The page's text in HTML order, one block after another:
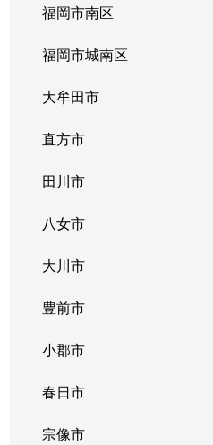
福岡市南区
福岡市城南区
大牟田市
直方市
田川市
八女市
大川市
豊前市
小郡市
春日市
宗像市